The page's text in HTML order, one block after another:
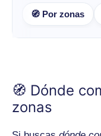
🧭 Por zonas
🧭 Dónde
zonas